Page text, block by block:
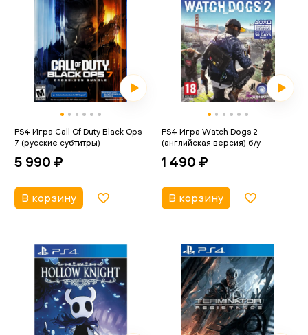
PS4 Игра Call Of Duty Black Ops
7 (русские субтитры)
5 990 ₽
В корзину
PS4 Игра Watch Dogs 2
(английская версия) б/у
1 490 ₽
В корзину